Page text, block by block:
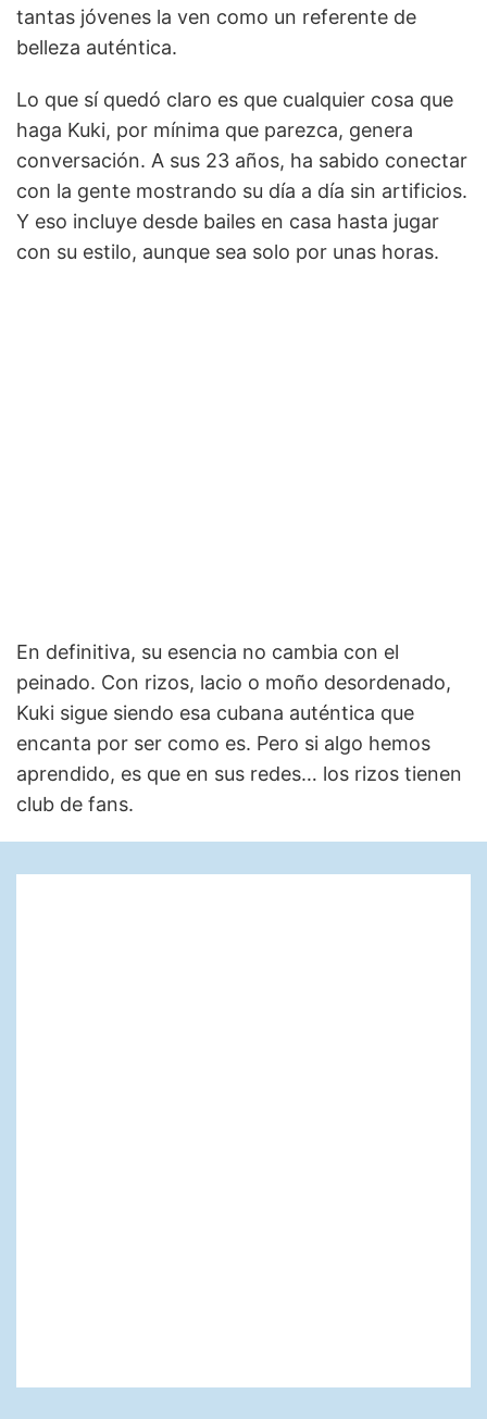
tantas jóvenes la ven como un referente de
belleza auténtica.
Lo que sí quedó claro es que cualquier cosa que
haga Kuki, por mínima que parezca, genera
conversación. A sus 23 años, ha sabido conectar
con la gente mostrando su día a día sin artificios.
Y eso incluye desde bailes en casa hasta jugar
con su estilo, aunque sea solo por unas horas.
En definitiva, su esencia no cambia con el
peinado. Con rizos, lacio o moño desordenado,
Kuki sigue siendo esa cubana auténtica que
encanta por ser como es. Pero si algo hemos
aprendido, es que en sus redes… los rizos tienen
club de fans.